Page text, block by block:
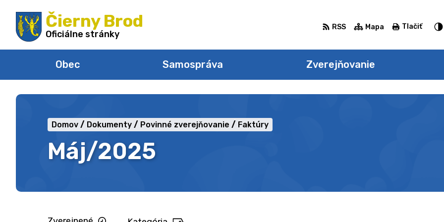
na
obsah
Čierny Brod
Oficiálne stránky
Obec Samospráva Zverejňovanie
RSS Mapa Tlačiť
Máj/2025
Domov Dokumenty Povinné zverejňovanie Faktúry